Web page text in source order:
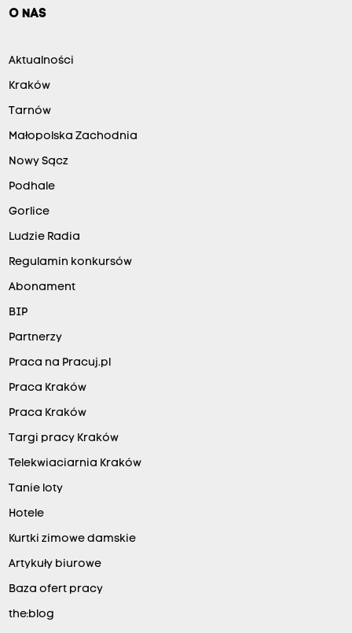
O NAS
Aktualności
Kraków
Tarnów
Małopolska Zachodnia
Nowy Sącz
Podhale
Gorlice
Ludzie Radia
Regulamin konkursów
Abonament
BIP
Partnerzy
Praca na Pracuj.pl
Praca Kraków
Praca Kraków
Targi pracy Kraków
Telekwiaciarnia Kraków
Tanie loty
Hotele
Kurtki zimowe damskie
Artykuły biurowe
Baza ofert pracy
the:blog